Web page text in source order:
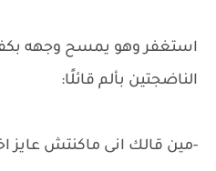
استغفر وهو يمسح وجهه
الناضجتين بألم قائلًا:
-مين قالك انى ماكنتش عايز